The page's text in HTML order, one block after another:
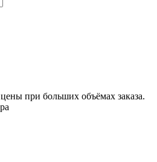
при больших объёмах заказа.